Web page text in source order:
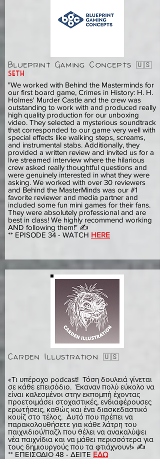
Blueprint Gaming Concepts 🇺🇸
seth
"We worked with Behind the Masterminds for
our first board game, Crimes in History: H. H.
Holmes' Murder Castle and the crew was
outstanding to work with and produced really
high quality production for our unboxing
video. They selected a mysterious soundtrack
that corresponded to our game very well with
special effects like walking steps, screams,
and instrumental stabs. Additionally, they
provided a written review and invited us for a
live streamed interview where the hilarious
crew asked really thoughtful questions and
were genuinely interested in what they were
asking. We worked with over 30 reviewers
and Behind the MasterMinds was our #1
favorite reviewer and media partner and
included some fun mini games for their fans.
They were absolutely professional and are
best in class! We highly recommend working
AND following them!" ✍️
** EPISODE 34 - WATCH HERE
Carden Illustration 🇺🇸
«Τι υπέροχο podcast! Τόση δουλειά γίνεται
σε κάθε επεισόδιο. Έκαναν πολύ εύκολο να
είναι καλεσμένοι στην εκπομπή έχοντας
προετοιμάσει στοχαστικές, ενδιαφέρουσες
ερωτήσεις, καθώς και ένα διασκεδαστικό
κουίζ στο τέλος. Αυτό που πρέπει να
παρακολουθήσετε για κάθε λάτρη του
παιχνιδιού/παζλ που θέλει να ανακαλύψει
νέα παιχνίδια και να μάθει περισσότερα για
τους δημιουργούς που τα φτιάχνουν!» ✍️
** ΕΠΕΙΣΟΔΙΟ 48 - ΔΕΙΤΕ ΕΔΩ